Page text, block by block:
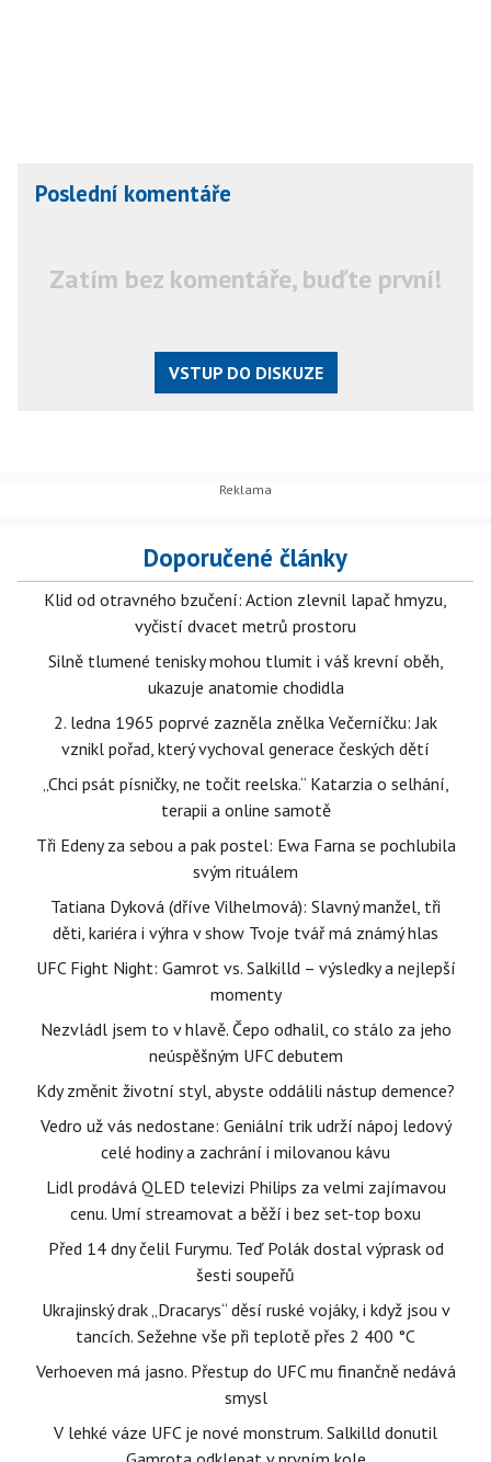
Poslední komentáře
Zatím bez komentáře, buďte první!
VSTUP DO DISKUZE
Doporučené články
Klid od otravného bzučení: Action zlevnil lapač hmyzu,
vyčistí dvacet metrů prostoru
Silně tlumené tenisky mohou tlumit i váš krevní oběh,
ukazuje anatomie chodidla
2. ledna 1965 poprvé zazněla znělka Večerníčku: Jak
vznikl pořad, který vychoval generace českých dětí
„Chci psát písničky, ne točit reelska.“ Katarzia o selhání,
terapii a online samotě
Tři Edeny za sebou a pak postel: Ewa Farna se pochlubila
svým rituálem
Tatiana Dyková (dříve Vilhelmová): Slavný manžel, tři
děti, kariéra i výhra v show Tvoje tvář má známý hlas
UFC Fight Night: Gamrot vs. Salkilld – výsledky a nejlepší
momenty
Nezvládl jsem to v hlavě. Čepo odhalil, co stálo za jeho
neúspěšným UFC debutem
Kdy změnit životní styl, abyste oddálili nástup demence?
Vedro už vás nedostane: Geniální trik udrží nápoj ledový
celé hodiny a zachrání i milovanou kávu
Lidl prodává QLED televizi Philips za velmi zajímavou
cenu. Umí streamovat a běží i bez set-top boxu
Před 14 dny čelil Furymu. Teď Polák dostal výprask od
šesti soupeřů
Ukrajinský drak „Dracarys“ děsí ruské vojáky, i když jsou v
tancích. Sežehne vše při teplotě přes 2 400 °C
Verhoeven má jasno. Přestup do UFC mu finančně nedává
smysl
V lehké váze UFC je nové monstrum. Salkilld donutil